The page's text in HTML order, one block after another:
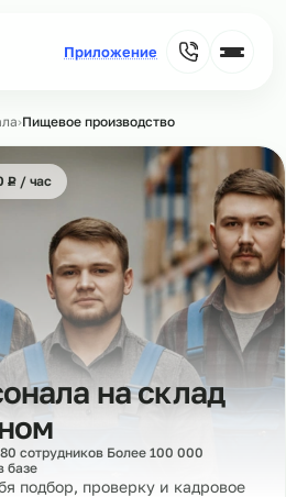
›Пищевое производство
₽
Р/ час
на склад
сотрудников Более 100 000
базе
подбор, проверку и кадровое